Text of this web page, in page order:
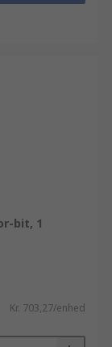
bit, 1
Kr. 703,27/enhed